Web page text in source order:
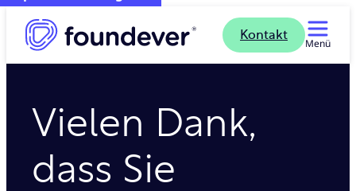
Kontakt
Menü
Vielen Dank,
dass Sie